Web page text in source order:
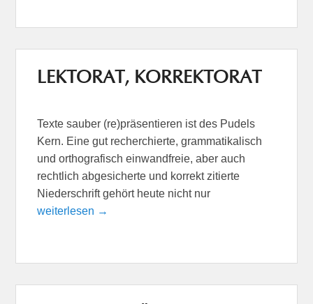
LEKTORAT, KORREKTORAT
Texte sauber (re)präsentieren ist des Pudels
Kern. Eine gut recherchierte, grammatikalisch
und orthografisch einwandfreie, aber auch
rechtlich abgesicherte und korrekt zitierte
Niederschrift gehört heute nicht nur
weiterlesen →